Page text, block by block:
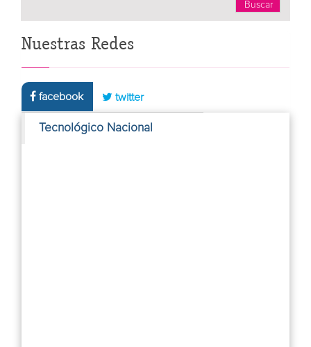
Nuestras Redes
facebook twitter
Tecnológico Nacional